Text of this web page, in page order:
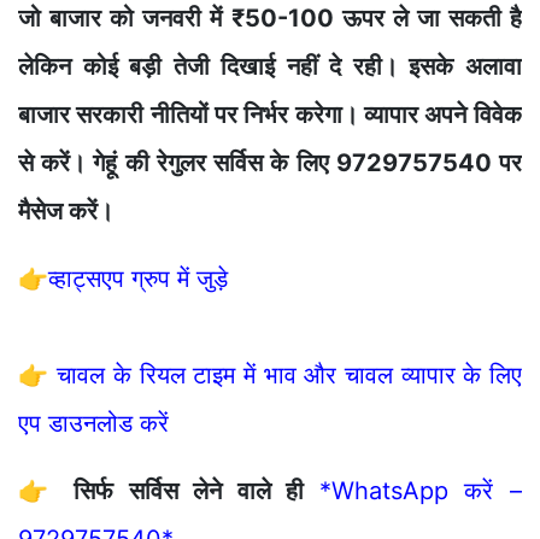
जबाजार को जनवरीमें ₹50-100 ऊपरलेजासकती है
लेकिनकोईबड़ी तेजीदिखाईनहीं द रही। इसके अलाव
बाजारसरकारी नतियोंपर निर्भर करेग। व्यापार अपने विवेक
से करें। गेहूं की रेगुलर सर्विस के लिए 9729757540 पर
मैसेज करें।
👉व्हाट्सएप ग्रुप में जुड़े
👉चावल के रियल टाइम में भाव और चावल व्यापार के लिए
एप डाउनलोड करें
👉सिर्फ सर्विस लेने वाले ही *WhatsApp करें –